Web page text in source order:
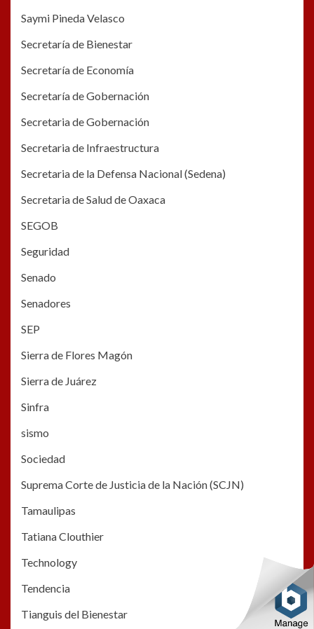
Saymi Pineda Velasco
Secretaría de Bienestar
Secretaría de Economía
Secretaría de Gobernación
Secretaria de Gobernación
Secretaria de Infraestructura
Secretaria de la Defensa Nacional (Sedena)
Secretaria de Salud de Oaxaca
SEGOB
Seguridad
Senado
Senadores
SEP
Sierra de Flores Magón
Sierra de Juárez
Sinfra
sismo
Sociedad
Suprema Corte de Justicia de la Nación (SCJN)
Tamaulipas
Tatiana Clouthier
Technology
Tendencia
Tianguis del Bienestar